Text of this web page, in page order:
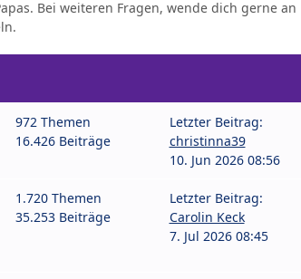
Bei weiteren Fragen, wende dich gerne an
972 Themen
16.426 Beiträge
Letzter Beitrag:
christinna39
10. Jun 2026 08:56
1.720 Themen
35.253 Beiträge
Letzter Beitrag:
Carolin Keck
7. Jul 2026 08:45